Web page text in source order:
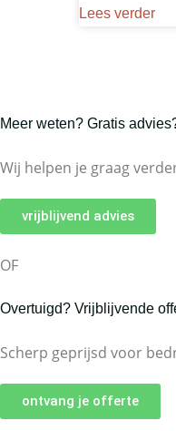
Lees verder
Meer weten? Gratis
Wij helpen je graag
vrijblijvend advies
OF
Overtuigd? Vrijblijvende
Scherp geprijsd voor
ontvang je offerte